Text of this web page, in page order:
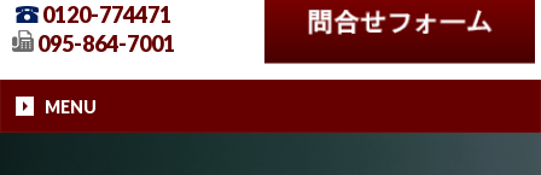
0120-774471
095-864-7001
MENU